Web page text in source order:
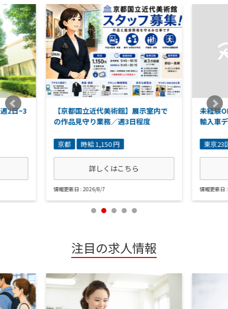
2日~3
【京都国立近代美術館】展示室内で
の作品見守り業務／週3日程度
京都 時給 1,150 円
詳しくはこちら
情報更新日 : 2026/8/7
未経験
輸入車
東京23
情報更新日
注目の求人情報